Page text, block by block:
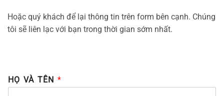
Hoặc quý khách để lại thông tin trên form bên cạnh. Chúng
tôi sẽ liên lạc với bạn trong thời gian sớm nhất.
HỌ VÀ TÊN *